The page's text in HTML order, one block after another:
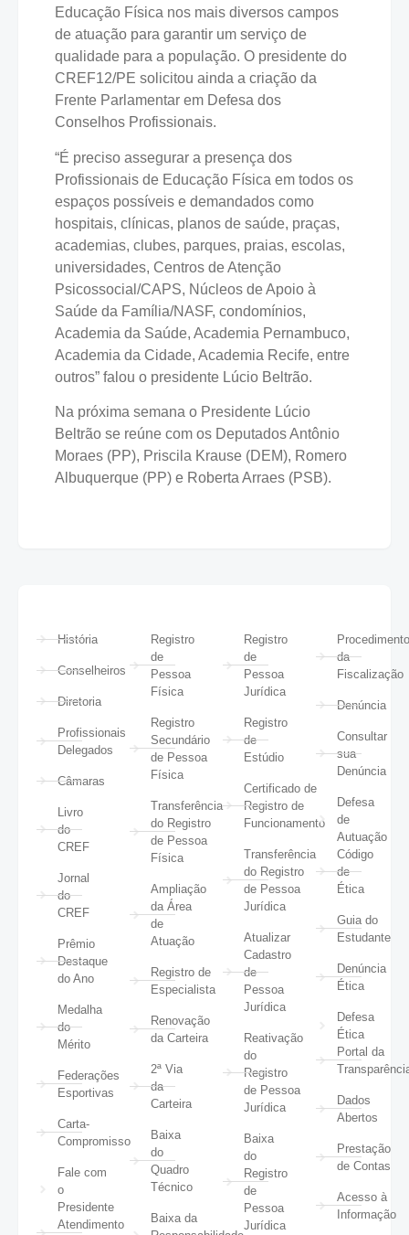
Educação Física nos mais diversos campos
de atuação para garantir um serviço de
qualidade para a população. O presidente do
CREF12/PE solicitou ainda a criação da
Frente Parlamentar em Defesa dos
Conselhos Profissionais.
“É preciso assegurar a presença dos
Profissionais de Educação Física em todos os
espaços possíveis e demandados como
hospitais, clínicas, planos de saúde, praças,
academias, clubes, parques, praias, escolas,
universidades, Centros de Atenção
Psicossocial/CAPS, Núcleos de Apoio à
Saúde da Família/NASF, condomínios,
Academia da Saúde, Academia Pernambuco,
Academia da Cidade, Academia Recife, entre
outros” falou o presidente Lúcio Beltrão.
Na próxima semana o Presidente Lúcio
Beltrão se reúne com os Deputados Antônio
Moraes (PP), Priscila Krause (DEM), Romero
Albuquerque (PP) e Roberta Arraes (PSB).
História
Conselheiros
Diretoria
Profissionais
Delegados
Câmaras
Livro
do
CREF
Jornal
do
CREF
Prêmio
Destaque
do Ano
Medalha
do
Mérito
Federações
Esportivas
Carta-
Compromisso
Fale com
o
Presidente
Atendimento
Registro
de
Pessoa
Física
Registro
Secundário
de Pessoa
Física
Transferência
do Registro
de Pessoa
Física
Ampliação
da Área
de
Atuação
Registro de
Especialista
Renovação
da Carteira
2ª Via
da
Carteira
Baixa
do
Quadro
Técnico
Baixa da
Registro
de
Pessoa
Jurídica
Registro
de
Estúdio
Certificado de
Registro de
Funcionamento
Transferência
do Registro
de Pessoa
Jurídica
Atualizar
Cadastro
de
Pessoa
Jurídica
Reativação
do
Registro
de Pessoa
Jurídica
Baixa
do
Registro
de
Pessoa
Jurídica
da
Fiscalização
Denúncia
Consultar
sua
Denúncia
Defesa
de
Autuação
Código
de
Ética
Guia do
Estudante
Denúncia
Ética
Defesa
Ética
Portal da
Dados
Abertos
Prestação
de Contas
Acesso à
Informação